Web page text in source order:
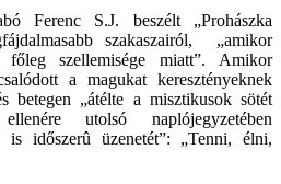
Ferenc S.J. beszélt „Prohászka
szakaszairól, „amikor
szellemisége miatt”. Amikor
a magukat keresztényeknek
betegen „átélte a misztikusok sötét
utolsó naplójegyzetében
is időszerû üzenetét”: „Tenni, élni,